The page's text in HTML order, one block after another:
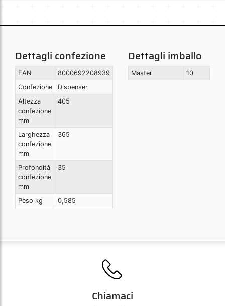
Dettagli confezione
EAN
8000692208939
Confezione
Dispenser
Altezza
confezione
mm
405
Larghezza
confezione
mm
365
Profondità
confezione
mm
35
Peso kg 0,585
Dettagli imballo
Master 10
Chiamaci